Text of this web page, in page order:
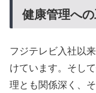
健康管理へ
フジテレビ入社以
けています。そし
理とも関係深く、